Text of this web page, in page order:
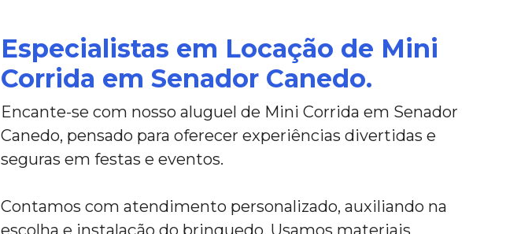
Especialistas em Locação de Mini
Corrida em Senador Canedo.
Encante-se com nosso aluguel de Mini Corrida em Senador
Canedo, pensado para oferecer experiências divertidas e
seguras em festas e eventos.
Contamos com atendimento personalizado, auxiliando na
escolha e instalação do brinquedo. Usamos materiais